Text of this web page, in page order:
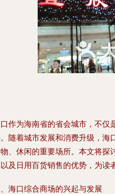
作为海南省的省会城市，不仅
随着城市发展和消费升级，海
、休闲的重要场所。本文将探
及日用百货销售的优势，为读
海口综合商场的兴起与发展